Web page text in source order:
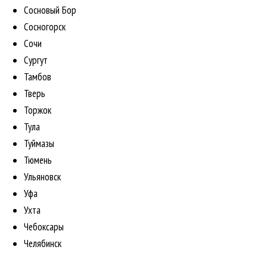
Сосновый Бор
Сосногорск
Сочи
Сургут
Тамбов
Тверь
Торжок
Тула
Туймазы
Тюмень
Ульяновск
Уфа
Ухта
Чебоксары
Челябинск